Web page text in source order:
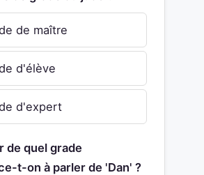
de maître
d'élève
d'expert
de quel grade
t-on à parler de 'Dan' ?